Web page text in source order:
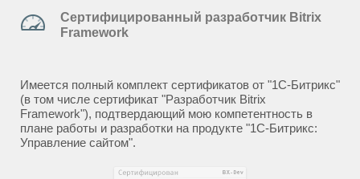
Сертифицированный разработчик Bitrix
Framework
Имеется полный комплект сертификатов от "1С-Битрикс"
(в том числе сертификат "Разработчик Bitrix
Framework"), подтвердающий мою компетентность в
плане работы и разработки на продукте "1С-Битрикс:
Управление сайтом".